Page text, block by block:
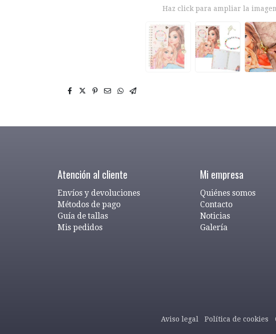
Haz click para ampliar la imagen
Atención al cliente
Envíos y devoluciones
Métodos de pago
Guía de tallas
Mis pedidos
Mi empresa
Quiénes somos
Contacto
Noticias
Galería
Aviso legal Política de cookies